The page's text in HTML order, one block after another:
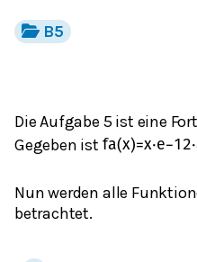
B5
Die Aufgabe 5 ist eine
Gegeben ist fa(x)=x⋅e−1 2⋅
Nun werden alle
betrachtet.